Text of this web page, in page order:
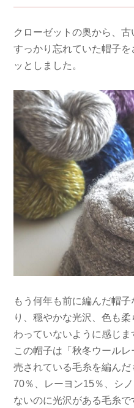
クローゼットの奥から、古
すっかり忘れていた帽子
ッとしました。
もう何年も前に編んだ帽
り、穏やかな光沢、色も
わっていないように感じま
この帽子は「秋冬ウール
売されている毛糸を編ん
70％、レーヨン15％、シ
ないのに光沢がある毛糸で